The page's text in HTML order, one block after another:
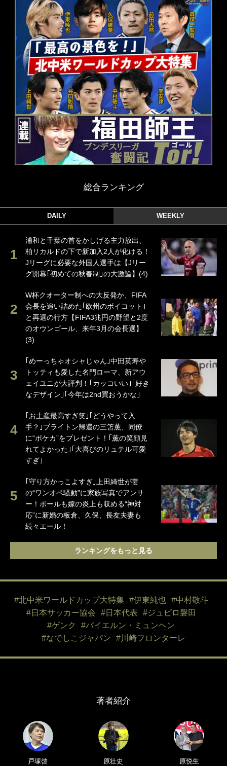
総合ランキング
DAILY WEEKLY
浦和と千葉の首をかしげる主力放出、
柏リカルドの下で新加入2人が化ける！
Jリーグに必要な外国人選手は【Jリー
グ開幕｢初めての秋春制｣の大激論】(4)
W杯クオーター制への大反発か、FIFA
会長を追い詰めた｢欧州のボイコット｣
と再選の行方【FIFA3兆円の野望と2度
のオウンゴール、来年3月の会長選】
(3)
｢めーっちゃオシャじゃん｣中田英寿や
トッティも愛した名門ローマ、新アウ
ェイユニが大評判！｢カッコいい｣｢好き
なデザイン｣｢今年は2nd買おうかな｣
｢お土産最高すぎ笑｣｢どうやって入
手？｣ブライトン帰還の三笘薫、同僚
に“ポケカ”をプレゼント！｢薫の笑顔見
れてよかった｣｢大喜びのリュテル可愛
すぎ｣
｢守り方かっこよすぎ｣上田綺世が妻
の“ワンオペ騒動”に家族写真でアンサ
ー！ボールも嫁の炎上も収める“神対
応”に新婚の板倉、久保、長友夫妻も
続々エール！
ランキングをもっと見る
#北中米ワールドカップ大特集 #伊東純也
#中村敬斗
#日本サッカー協会
#日本代表
#ジュビロ磐田
#ゲンク
#バイエルン・ミュンヘン
#なでしこジャパン
#川崎フロンターレ
著者紹介
戸塚啓 原壮史 原悦生